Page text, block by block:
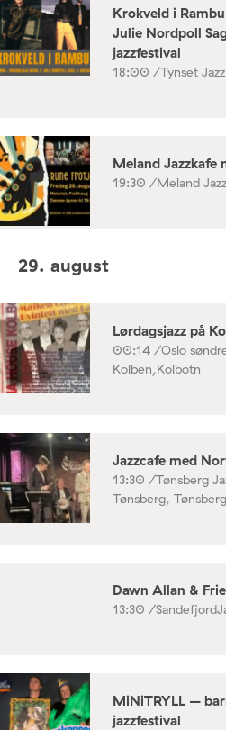
Krokveld i
Julie Nordpoll
jazzfestival
18:00 /Tynset
Meland Jazzkafe
19:30 /Meland
29. august
Lørdagsjazz på
00:14 /Oslo
Kolben,Kolbotn
Jazzcafe med
13:30 /Tønsberg
Tønsberg, Tønsberg
Dawn Allan &
13:30 /
MiNiTRYLL –
jazzfestival